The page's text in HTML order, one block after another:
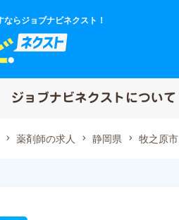
らジョブナビネクスト！
ジョブナビネクストについて
薬剤師の求人 静岡県 牧之原市